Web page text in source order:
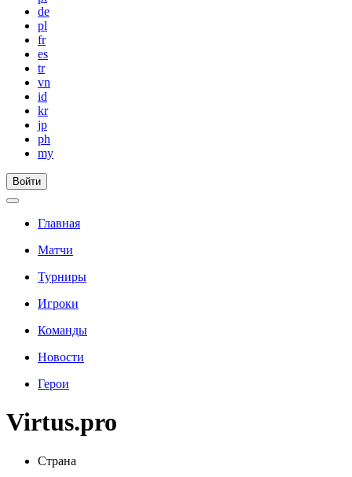
de
pl
fr
es
tr
vn
id
kr
jp
ph
my
Войти
Главная
Матчи
Турниры
Игроки
Команды
Новости
Герои
Virtus.pro
Страна